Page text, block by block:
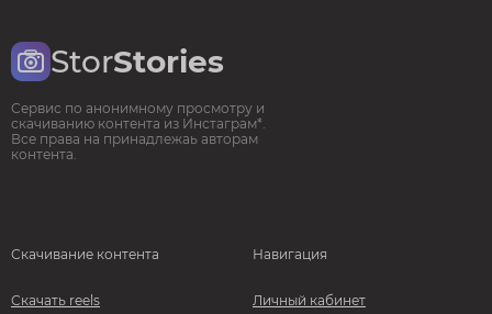
StorStories
Сервис по анонимному просмотру и
скачиванию контента из Инстаграм*.
Все права на принадлежаь авторам
контента.
Скачивание контента
Скачать reels
Навигация
Личный кабинет